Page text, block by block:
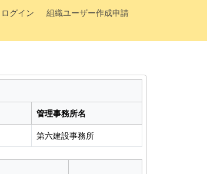
ログイン
組織ユーザー作成申請
管理事務所名
第六建設事務所